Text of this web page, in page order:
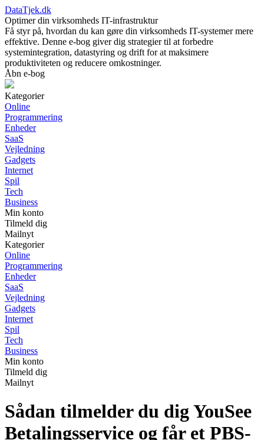
DataTjek.dk
Optimer din virksomheds IT-infrastruktur
Få styr på, hvordan du kan gøre din virksomheds IT-systemer mere
effektive. Denne e-bog giver dig strategier til at forbedre
systemintegration, datastyring og drift for at maksimere
produktiviteten og reducere omkostninger.
Åbn e-bog
Kategorier
Online
Programmering
Enheder
SaaS
Vejledning
Gadgets
Internet
Spil
Tech
Business
Min konto
Tilmeld dig
Mailnyt
Kategorier
Online
Programmering
Enheder
SaaS
Vejledning
Gadgets
Internet
Spil
Tech
Business
Min konto
Tilmeld dig
Mailnyt
Sådan tilmelder du dig YouSee
Betalingsservice og får et PBS-